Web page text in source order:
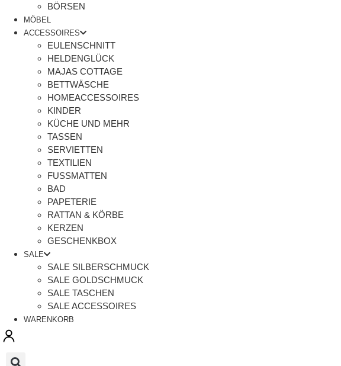
BÖRSEN
MÖBEL
ACCESSOIRES
EULENSCHNITT
HELDENGLÜCK
MAJAS COTTAGE
BETTWÄSCHE
HOMEACCESSOIRES
KINDER
KÜCHE UND MEHR
TASSEN
SERVIETTEN
TEXTILIEN
FUSSMATTEN
BAD
PAPETERIE
RATTAN & KÖRBE
KERZEN
GESCHENKBOX
SALE
SALE SILBERSCHMUCK
SALE GOLDSCHMUCK
SALE TASCHEN
SALE ACCESSOIRES
WARENKORB